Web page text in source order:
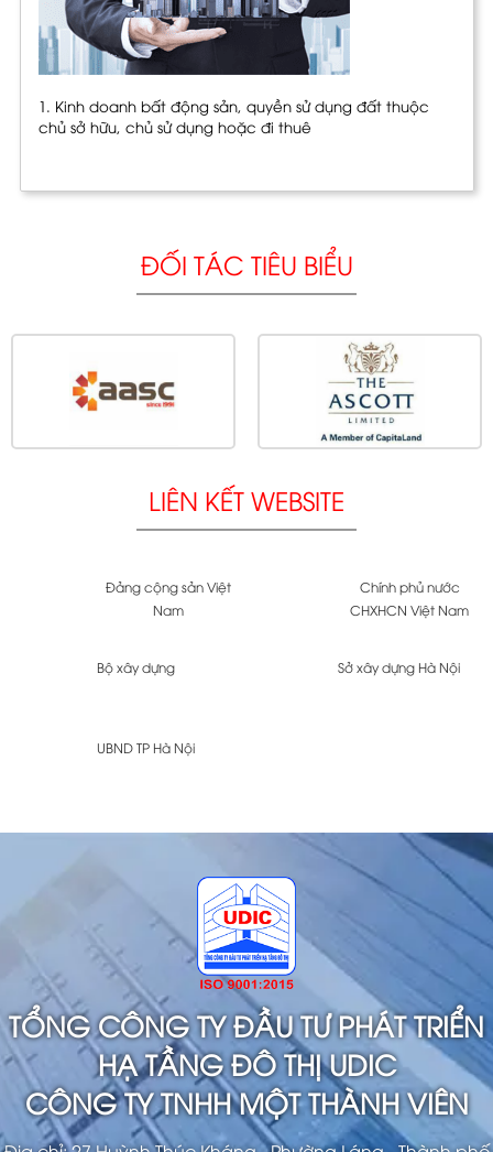
1. Kinh doanh bất động sản, quyền sử dụng đất thuộc
chủ sở hữu, chủ sử dụng hoặc đi thuê
ĐỐI TÁC TIÊU BIỂU
LIÊN KẾT WEBSITE
Đảng cộng sản Việt
Nam
Chính phủ nước
CHXHCN Việt Nam
Bộ xây dựng Sở xây dựng Hà Nội
UBND TP Hà Nội
TỔNG CÔNG TY ĐẦU TƯ PHÁT TRIỂN
HẠ TẦNG ĐÔ THỊ UDIC
CÔNG TY TNHH MỘT THÀNH VIÊN